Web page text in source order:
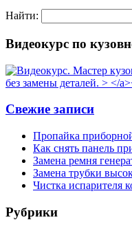
Найти:
Видеокурс по
Свежие записи
Пропайка
Как снять панель
Замена ремня
Замена трубки
Чистка испарителя
Рубрики